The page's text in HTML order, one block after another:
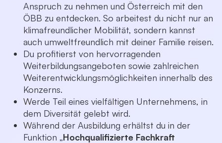
Anspruch zu nehmen und Österreich mit den
ÖBB zu entdecken. So arbeitest du nicht nur an
klimafreundlicher Mobilität, sondern kannst
auch umweltfreundlich mit deiner Familie reisen.
Du profitierst von hervorragenden
Weiterbildungsangeboten sowie zahlreichen
Weiterentwicklungsmöglichkeiten innerhalb des
Konzerns.
Werde Teil eines vielfältigen Unternehmens, in
dem Diversität gelebt wird.
Während der Ausbildung erhältst du in der
Funktion „Hochqualifizierte Fachkraft